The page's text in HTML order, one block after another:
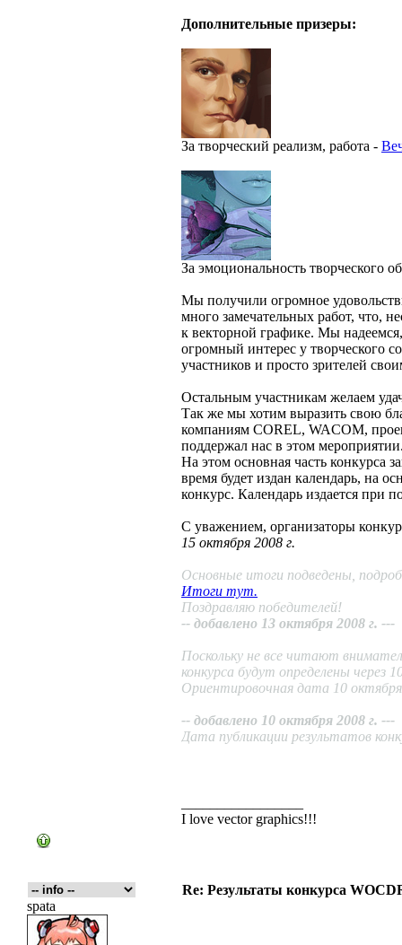
Дополнительные призеры:
За творческий реализм, работа -
За эмоциональность творческого
Мы получили огромное
много замечательных работ, что,
к векторной графике. Мы
огромный интерес у творческого
участников и просто зрителей
Остальным участникам желаем
Так же мы хотим выразить свою
компаниям COREL, WACOM,
поддержал нас в этом
На этом основная часть конкурса
время будет издан календарь, на
конкурс. Календарь издается при
С уважением, организаторы
15 октября 2008 г.
Основные итоги подведены,
Итоги тут.
Поздравляю победителей!
-- добавлено 13 октября 2008 г. ---
Поскольку не все читают
конкурса будут определены через
Ориентировочная дата 10
-- добавлено 10 октября 2008 г. ---
Дата публикации результатов
I love vector graphics!!!
Re: Результаты конкурса
spata